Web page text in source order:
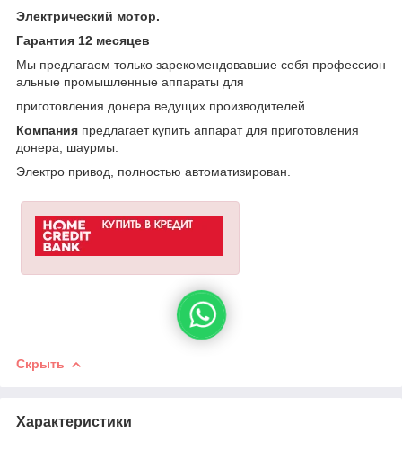
Электрический мотор.
Гарантия 12 месяцев
Мы предлагаем только зарекомендовавшие себя профессион
альные промышленные аппараты для
приготовления донера ведущих производителей.
Компания предлагает купить аппарат для приготовления
донера, шаурмы.
Электро привод, полностью автоматизирован.
Скрыть
Характеристики